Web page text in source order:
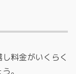
料金がいくらく
。